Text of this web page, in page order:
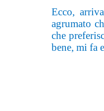
Ecco,
agrumato
che
bene, mi fa